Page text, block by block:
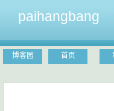
paihangbang
博客园 首页